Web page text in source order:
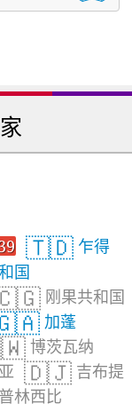
🇹🇩 乍得
国
刚果共和国
加蓬
博茨瓦纳
🇩🇯 吉布提
林西比